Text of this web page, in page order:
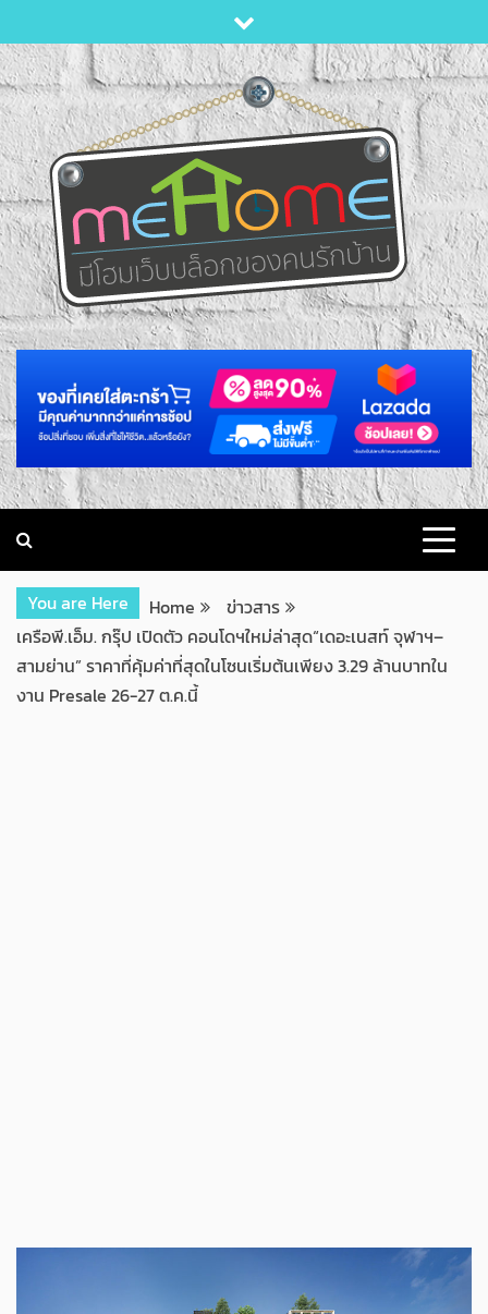
to
content
MEHOME
เว็บบล็อกของคนมีบ้าน
You are Here Home
ข่าวสาร
เครือพี.เอ็ม. กรุ๊ป เปิดตัว คอนโดฯใหม่ล่าสุด“เดอะเนสท์ จุฬาฯ–
สามย่าน” ราคาที่คุ้มค่าที่สุดในโซนเริ่มต้นเพียง 3.29 ล้านบาทใน
งาน Presale 26-27 ต.ค.นี้